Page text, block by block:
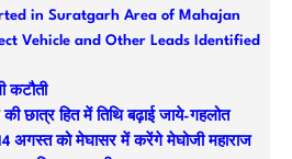
in Suratgarh Area of Mahajan
Vehicle and Other Leads Identified
कटौती
की छात्र हित में तिथि बढ़ाई जाये-गहलोत
अगस्त को मेघासर में करेंगे मेघोजी महाराज